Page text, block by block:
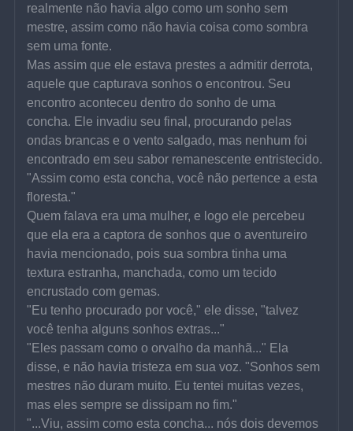
realmente não havia algo como um sonho sem
mestre, assim como não havia coisa como sombra
sem uma fonte.
Mas assim que ele estava prestes a admitir derrota,
aquele que capturava sonhos o encontrou. Seu
encontro aconteceu dentro do sonho de uma
concha. Ele invadiu seu final, procurando pelas
ondas brancas e o vento salgado, mas nenhum foi
encontrado em seu sabor remanescente entristecido.
"Assim como esta concha, você não pertence a esta
floresta."
Quem falava era uma mulher, e logo ele percebeu
que ela era a captora de sonhos que o aventureiro
havia mencionado, pois sua sombra tinha uma
textura estranha, manchada, como um tecido
encrustado com gemas.
"Eu tenho procurado por você," ele disse, "talvez
você tenha alguns sonhos extras..."
"Eles passam como o orvalho da manhã..." Ela
disse, e não havia tristeza em sua voz. "Sonhos sem
mestres não duram muito. Eu tentei muitas vezes,
mas eles sempre se dissipam no fim."
"...Viu, assim como esta concha... nós dois devemos